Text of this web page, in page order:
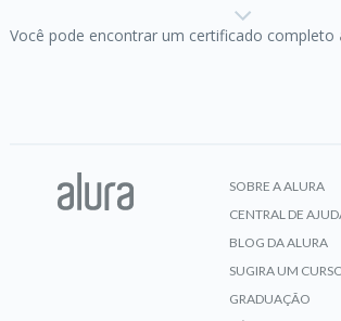
Você pode encontrar um certificado completo
SOBRE A ALURA
CENTRAL DE
BLOG DA ALURA
SUGIRA UM
GRADUAÇÃO